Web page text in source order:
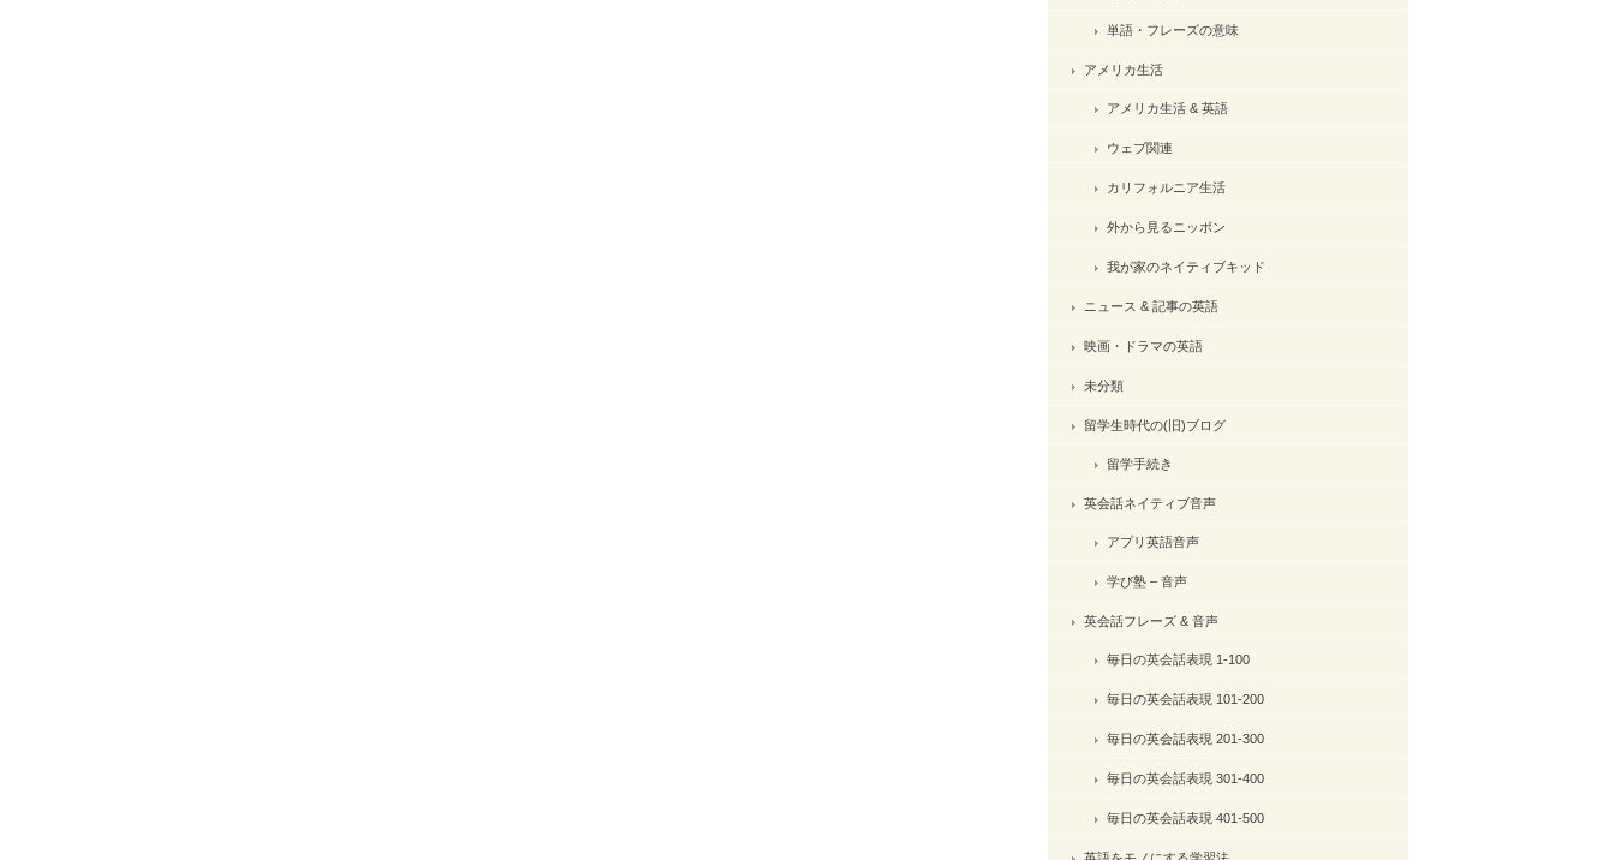
単語・フレーズの意味
アメリカ生活
アメリカ生活 & 英語
ウェブ関連
カリフォルニア生活
外から見るニッポン
我が家のネイティブキッド
ニュース & 記事の英語
映画・ドラマの英語
未分類
留学生時代の(旧)ブログ
留学手続き
英会話ネイティブ音声
アプリ英語音声
学び塾 – 音声
英会話フレーズ & 音声
毎日の英会話表現 1-100
毎日の英会話表現 101-200
毎日の英会話表現 201-300
毎日の英会話表現 301-400
毎日の英会話表現 401-500